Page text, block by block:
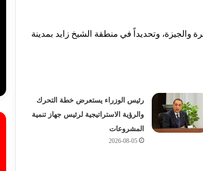
وتحديداً في منطقة الشيخ زايد بمدينة
رئيس الوزراء يستعرض خطة التحرك
والرؤية الاستراتيجية لرئيس جهاز تنمية
المشروعات
2026-08-05